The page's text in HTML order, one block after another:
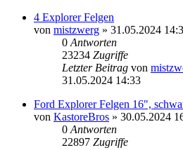
4 Explorer Felgen
von mistzwerg » 31.05.2024
0 Antworten
23234 Zugriffe
Letzter Beitrag von
31.05.2024 14:33
Ford Explorer Felgen 16",
von KastoreBros » 30.05.2024
0 Antworten
22897 Zugriffe